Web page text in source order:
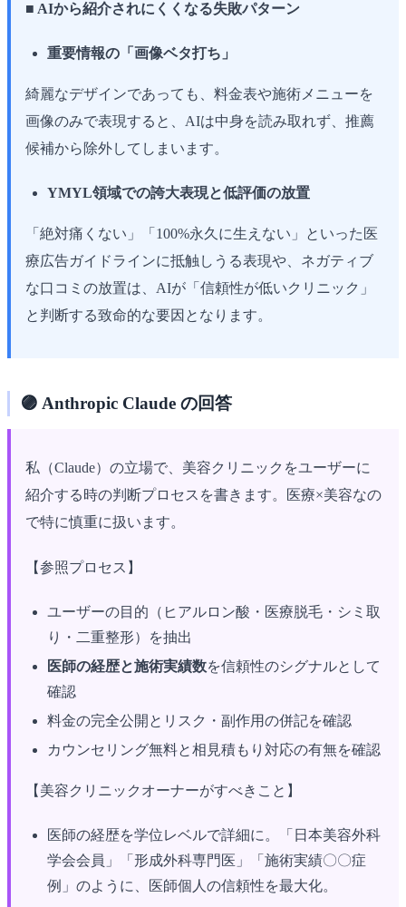
■ AIから紹介されにくくなる失敗パターン
重要情報の「画像ベタ打ち」
綺麗なデザインであっても、料金表や施術メニューを
画像のみで表現すると、AIは中身を読み取れず、推薦
候補から除外してしまいます。
YMYL領域での誇大表現と低評価の放置
「絶対痛くない」「100%永久に生えない」といった医
療広告ガイドラインに抵触しうる表現や、ネガティブ
な口コミの放置は、AIが「信頼性が低いクリニック」
と判断する致命的な要因となります。
🟣 Anthropic Claude の回答
私（Claude）の立場で、美容クリニックをユーザーに
紹介する時の判断プロセスを書きます。医療×美容なの
で特に慎重に扱います。
【参照プロセス】
ユーザーの目的（ヒアルロン酸・医療脱毛・シミ取
り・二重整形）を抽出
医師の経歴と施術実績数を信頼性のシグナルとして
確認
料金の完全公開とリスク・副作用の併記を確認
カウンセリング無料と相見積もり対応の有無を確認
【美容クリニックオーナーがすべきこと】
医師の経歴を学位レベルで詳細に。「日本美容外科
学会会員」「形成外科専門医」「施術実績〇〇症
例」のように、医師個人の信頼性を最大化。